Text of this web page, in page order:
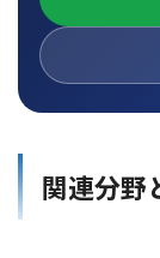
関連分野